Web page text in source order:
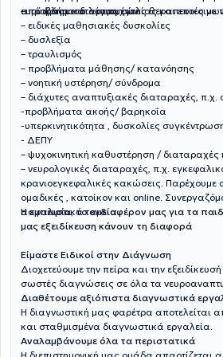
από άρτια καταρτισμένους θεραπευτές με
ευρύ φάσμα διαταραχών:
– προβλήματα λόγου, ομιλίας και
– ειδικές μαθησιακές δυσκολίες
– δυσλεξία
– τραυλισμός
– προβλήματα μάθησης/ κατανόησης
– νοητική υστέρηση/ σύνδρομα
– διάχυτες αναπτυξιακές διαταραχές, π.χ.
-προβλήματα ακοής/ βαρηκοΐα
-υπερκινητικότητα , δυσκολίες
- ΔΕΠΥ
– ψυχοκινητική καθυστέρηση / διαταραχές
– νευρολογικές διαταραχές, π.χ.
κρανιοεγκεφαλικές κακώσεις. Παρέχουμε
ομαδικές , κατοίκον και online.
ασφαλιστικά ταμεία.
Η εμπειρία, το ενδιαφέρον μας για τα
μας εξειδίκευση κάνουν τη διαφορά
Είμαστε Ειδικοί στην Διάγνωση
Διοχετεύουμε την πείρα και την
σωστές διαγνώσεις σε όλα τα
Διαθέτουμε αξιόπιστα διαγνωστικά
Η διαγνωστική μας φαρέτρα αποτελείται
και σταθμισμένα διαγνωστικά εργαλεία.
Αναλαμβάνουμε όλα τα περιστατικά